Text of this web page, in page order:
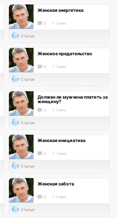
Женская энергетика
0 < 1 мин.
Статья
Женское предательство
0 < 1 мин.
Статья
Должен ли мужчина платить за
женщину?
0 < 1 мин.
Статья
Женская инициатива
0 < 1 мин.
Статья
Женская забота
0 < 1 мин.
Статья